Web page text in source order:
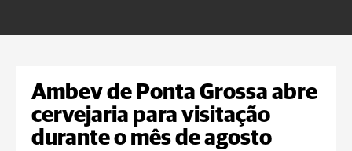
Ambev de Ponta Grossa abre
cervejaria para visitação
durante o mês de agosto